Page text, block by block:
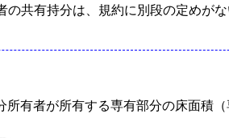
の共有持分は、規約に別段の定めが
有者が所有する専有部分の床面積